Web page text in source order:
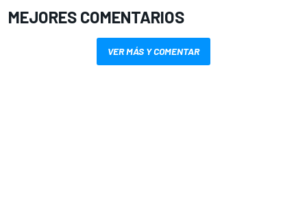
MEJORES COMENTARIOS
VER MÁS Y COMENTAR